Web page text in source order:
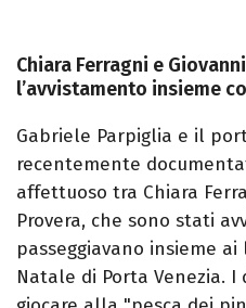
Chiara Ferragni e
l’avvistamento insieme
Gabriele Parpiglia e il
recentemente
affettuoso tra Chiara
Provera, che sono stati
passeggiavano insieme
Natale di Porta Venezia.